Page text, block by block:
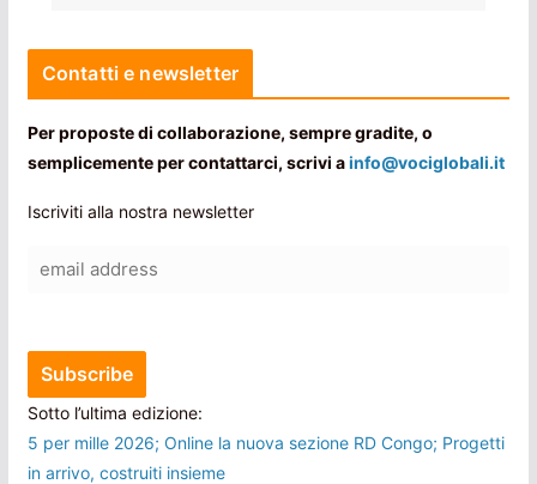
Contatti e newsletter
Per proposte di collaborazione, sempre gradite, o
semplicemente per contattarci, scrivi ainfo@vociglobali.it
Iscriviti alla nostra newsletter
Sotto l’ultima edizione:
5 per mille 2026; Online la nuova sezione RD Congo; Progetti
in arrivo, costruiti insieme